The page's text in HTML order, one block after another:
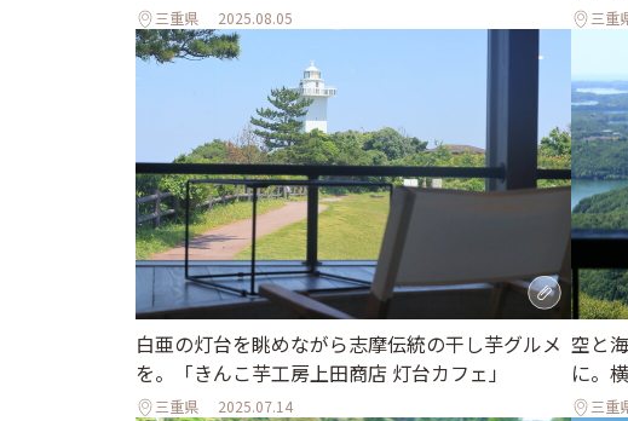
三重県 2025.08.05 三重
白亜の灯台を眺めながら志摩伝統の干し芋グルメ
を。「きんこ芋工房上田商店 灯台カフェ」
三重県 2025.07.14
空と
に。
三重